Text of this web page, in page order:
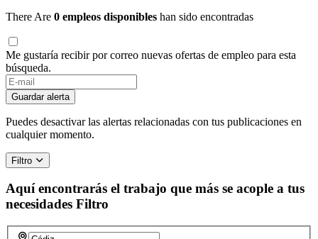
There Are 0 empleos disponibles han sido encontradas
Me gustaría recibir por correo nuevas ofertas de empleo para esta
búsqueda.
Guardar alerta
Puedes desactivar las alertas relacionadas con tus publicaciones en
cualquier momento.
Filtro
Aquí encontrarás el trabajo que más se acople a tus
necesidades Filtro